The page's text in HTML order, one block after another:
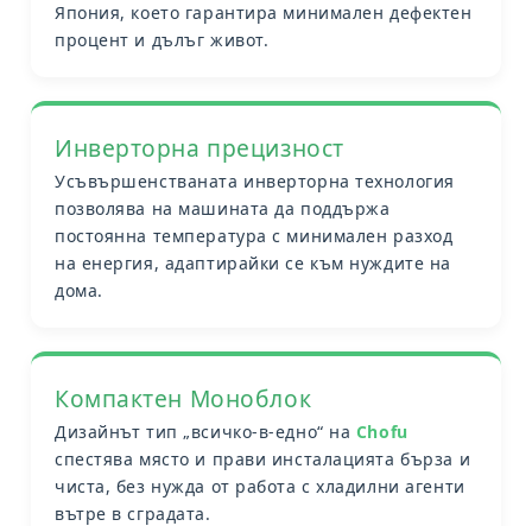
Япония, което гарантира минимален дефектен
процент и дълъг живот.
Инверторна прецизност
Усъвършенстваната инверторна технология
позволява на машината да поддържа
постоянна температура с минимален разход
на енергия, адаптирайки се към нуждите на
дома.
Компактен Моноблок
Дизайнът тип „всичко-в-едно“ на Chofu
спестява място и прави инсталацията бърза и
чиста, без нужда от работа с хладилни агенти
вътре в сградата.